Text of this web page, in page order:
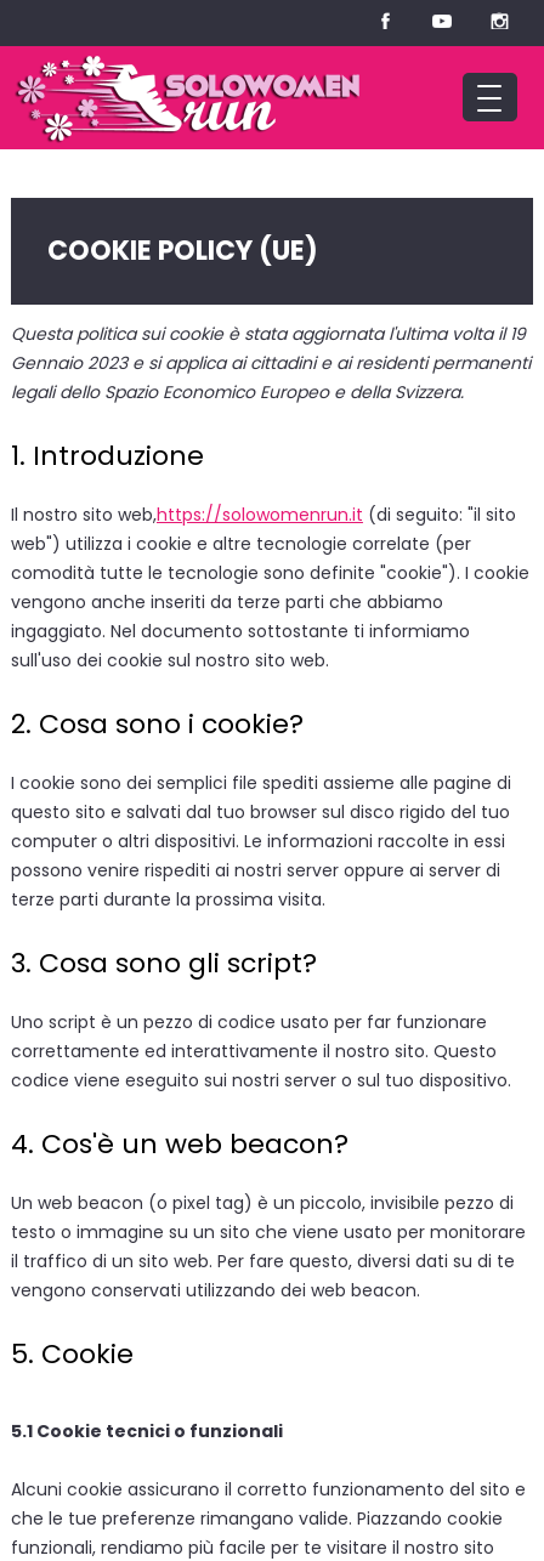
COOKIE POLICY (UE)
Questa politica sui cookie è stata aggiornata l'ultima volta il 19
Gennaio 2023 e si applica ai cittadini e ai residenti permanenti
legali dello Spazio Economico Europeo e della Svizzera.
1. Introduzione
Il nostro sito web,https://solowomenrun.it (di seguito: "il sito
web") utilizza i cookie e altre tecnologie correlate (per
comodità tutte le tecnologie sono definite "cookie"). I cookie
vengono anche inseriti da terze parti che abbiamo
ingaggiato. Nel documento sottostante ti informiamo
sull'uso dei cookie sul nostro sito web.
2. Cosa sono i cookie?
I cookie sono dei semplici file spediti assieme alle pagine di
questo sito e salvati dal tuo browser sul disco rigido del tuo
computer o altri dispositivi. Le informazioni raccolte in essi
possono venire rispediti ai nostri server oppure ai server di
terze parti durante la prossima visita.
3. Cosa sono gli script?
Uno script è un pezzo di codice usato per far funzionare
correttamente ed interattivamente il nostro sito. Questo
codice viene eseguito sui nostri server o sul tuo dispositivo.
4. Cos'è un web beacon?
Un web beacon (o pixel tag) è un piccolo, invisibile pezzo di
testo o immagine su un sito che viene usato per monitorare
il traffico di un sito web. Per fare questo, diversi dati su di te
vengono conservati utilizzando dei web beacon.
5. Cookie
5.1 Cookie tecnici o funzionali
Alcuni cookie assicurano il corretto funzionamento del sito e
che le tue preferenze rimangano valide. Piazzando cookie
funzionali, rendiamo più facile per te visitare il nostro sito